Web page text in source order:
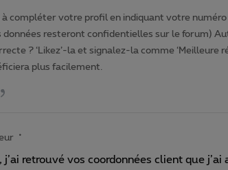
compléter votre profil en indiquant votre numéro
données resteront confidentielles sur le forum)
? ‘Likez’-la et signalez-la comme ‘Meilleure
plus facilement.
, j’ai retrouvé vos coordonnées client que j’ai